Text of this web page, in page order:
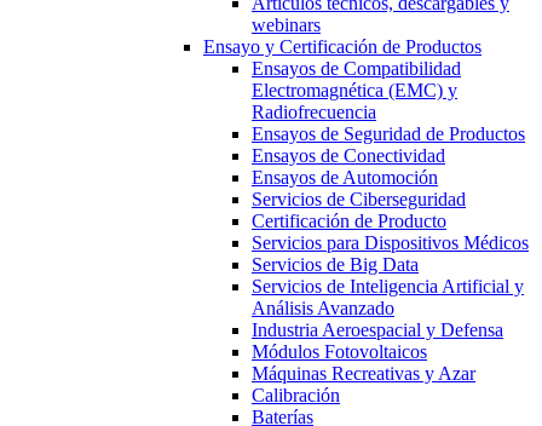
webinars
Ensayo y Certificación de Productos
Ensayos de Compatibilidad
Electromagnética (EMC) y
Radiofrecuencia
Ensayos de Seguridad de Productos
Ensayos de Conectividad
Ensayos de Automoción
Servicios de Ciberseguridad
Certificación de Producto
Servicios para Dispositivos Médicos
Servicios de Big Data
Servicios de Inteligencia Artificial y
Análisis Avanzado
Industria Aeroespacial y Defensa
Módulos Fotovoltaicos
Máquinas Recreativas y Azar
Calibración
Baterías